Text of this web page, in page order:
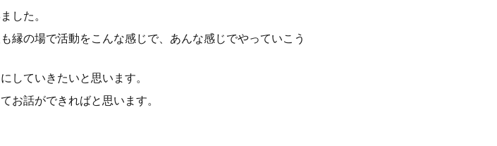
した。
縁の場で活動をこんな感じで、あんな感じでやっていこう
していきたいと思います。
お話ができればと思います。